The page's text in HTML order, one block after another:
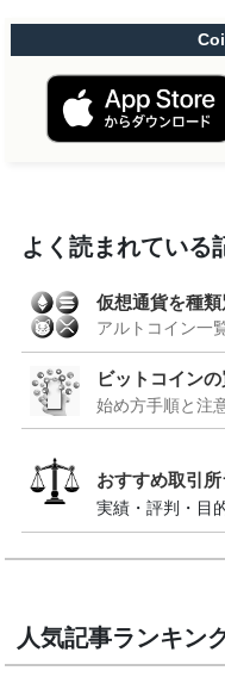
よく読まれている
仮想通貨を種
アルトコイン一
ビットコイン
始め方手順と注
おすすめ取引
実績・評判・目
人気記事ランキン